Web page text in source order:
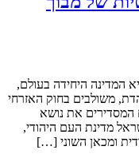
המדינה היחידה בעולם,
משולבים בחוק האזרחי
המסדירים את נושא
מדינת העם היהודי,
ומכאן השוני […]